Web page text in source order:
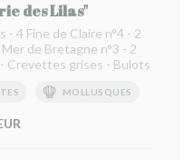
des Lilas"
4 Fine de Claire n°4 - 2
de Bretagne n°3 - 2
Crevettes grises - Bulots
MOLLUSQUES